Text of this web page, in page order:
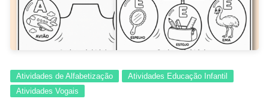
Atividades de Alfabetização
Atividades Educação Infantil
Atividades Vogais